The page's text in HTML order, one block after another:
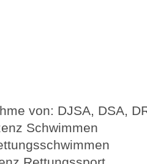
von: DJSA, DSA,
Schwimmen